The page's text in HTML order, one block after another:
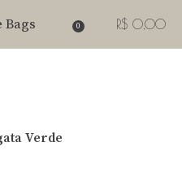
0 R$ 0,00
Verde